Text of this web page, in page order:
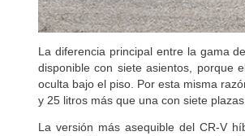
La diferencia principal entre la gama
disponible con siete asientos, porque
oculta bajo el piso. Por esta misma
y 25 litros más que una con siete
La versión más asequible del CR-V